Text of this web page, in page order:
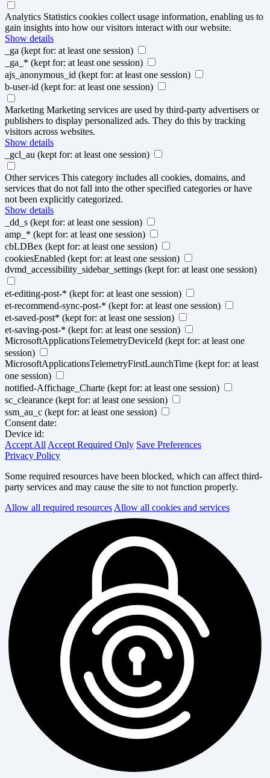
Analytics Statistics cookies collect usage information, enabling us to
gain insights into how our visitors interact with our website.
Show details
_ga (kept for: at least one session)
_ga_* (kept for: at least one session)
ajs_anonymous_id (kept for: at least one session)
b-user-id (kept for: at least one session)
Marketing Marketing services are used by third-party advertisers or
publishers to display personalized ads. They do this by tracking
visitors across websites.
Show details
_gcl_au (kept for: at least one session)
Other services This category includes all cookies, domains, and
services that do not fall into the other specified categories or have
not been explicitly categorized.
Show details
_dd_s (kept for: at least one session)
amp_* (kept for: at least one session)
cbLDBex (kept for: at least one session)
cookiesEnabled (kept for: at least one session)
dvmd_accessibility_sidebar_settings (kept for: at least one session)
et-editing-post-* (kept for: at least one session)
et-recommend-sync-post-* (kept for: at least one session)
et-saved-post* (kept for: at least one session)
et-saving-post-* (kept for: at least one session)
MicrosoftApplicationsTelemetryDeviceId (kept for: at least one
session)
MicrosoftApplicationsTelemetryFirstLaunchTime (kept for: at least
one session)
notified-Affichage_Charte (kept for: at least one session)
sc_clearance (kept for: at least one session)
ssm_au_c (kept for: at least one session)
Consent date:
Device id:
Accept All Accept Required Only Save Preferences
Privacy Policy
Some required resources have been blocked, which can affect third-
party services and may cause the site to not function properly.
Allow all required resources Allow all cookies and services